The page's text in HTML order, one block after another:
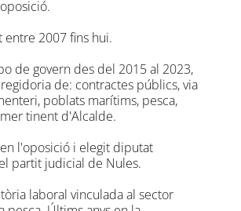
entre 2007 fins hui.
de govern des del 2015 al 2023,
de: contractes públics, via
poblats marítims, pesca,
tinent d'Alcalde.
l'oposició i elegit diputat
partit judicial de Nules.
laboral vinculada al sector